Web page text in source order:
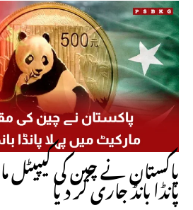
پاکستان نے چین کی کیپیٹل
پانڈا بانڈ جاری کر دیا